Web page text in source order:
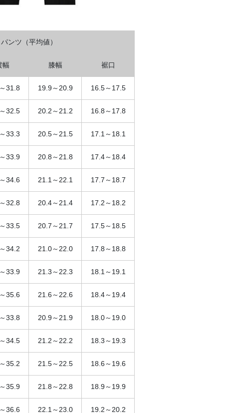
パンツ（平均値）
幅 膝幅 裾口
31.8 19.9～20.9 16.5～17.5
32.5 20.2～21.2 16.8～17.8
33.3 20.5～21.5 17.1～18.1
33.9 20.8～21.8 17.4～18.4
34.6 21.1～22.1 17.7～18.7
32.8 20.4～21.4 17.2～18.2
33.5 20.7～21.7 17.5～18.5
34.2 21.0～22.0 17.8～18.8
33.9 21.3～22.3 18.1～19.1
35.6 21.6～22.6 18.4～19.4
33.8 20.9～21.9 18.0～19.0
34.5 21.2～22.2 18.3～19.3
35.2 21.5～22.5 18.6～19.6
35.9 21.8～22.8 18.9～19.9
36.6 22.1～23.0 19.2～20.2